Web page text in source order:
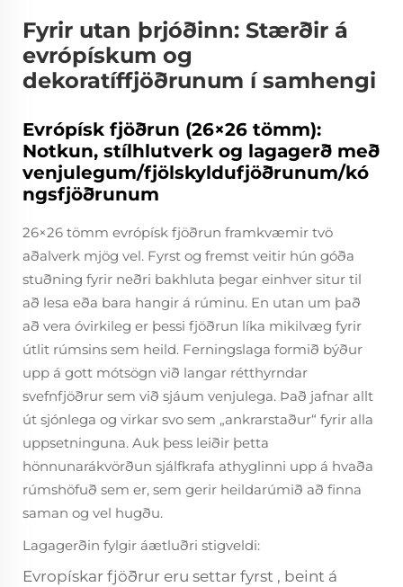
Fyrir utan þrjóðinn: Stærðir á
evrópískum og
dekoratíffjöðrunum í samhengi
Evrópísk fjöðrun (26×26 tömm):
Notkun, stílhlutverk og lagagerð með
venjulegum/fjölskyldufjöðrunum/kó
ngsfjöðrunum
26×26 tömm evrópísk fjöðrun framkvæmir tvö
aðalverk mjög vel. Fyrst og fremst veitir hún góða
stuðning fyrir neðri bakhluta þegar einhver situr til
að lesa eða bara hangir á rúminu. En utan um það
að vera óvirkileg er þessi fjöðrun líka mikilvæg fyrir
útlit rúmsins sem heild. Ferningslaga formið býður
upp á gott mótsögn við langar rétthyrndar
svefnfjöðrur sem við sjáum venjulega. Það jafnar allt
út sjónlega og virkar svo sem „ankrarstaður“ fyrir alla
uppsetninguna. Auk þess leiðir þetta
hönnunarákvörðun sjálfkrafa athyglinni upp á hvaða
rúmshöfuð sem er, sem gerir heildarúmið að finna
saman og vel hugðu.
Lagagerðin fylgir áætluðri stigveldi:
Evropískar fjöðrur eru settar fyrst , beint á